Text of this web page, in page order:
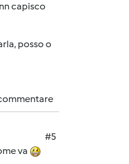
capisco
posso o
#5
va